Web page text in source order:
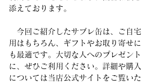
添えております。
今回ご紹介したサブレ缶は、ご自宅
用はもちろん、ギフトやお取り寄せに
も最適です。大切な人へのプレゼント
に、ぜひご利用ください。詳細や購入
については当店公式サイトをご覧いた